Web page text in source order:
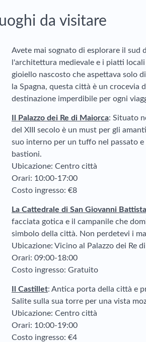
da visitare
Avete mai sognato di esplorare il sud
l'architettura medievale e i piatti
gioiello nascosto che aspettava solo
la Spagna, questa città è un
destinazione imperdibile per ogni
Il Palazzo dei Re di Maiorca: Situato
del XIII secolo è un must per gli
suo interno per un tuffo nel passato
bastioni.
Ubicazione: Centro città
Orari: 10:00-17:00
Costo ingresso: €8
La Cattedrale di San Giovanni Battista
facciata gotica e il campanile che
simbolo della città. Non perdetevi i
Ubicazione: Vicino al Palazzo dei Re
Orari: 09:00-18:00
Costo ingresso: Gratuito
Il Castillet: Antica porta della città e
Salite sulla sua torre per una vista
Ubicazione: Centro città
Orari: 10:00-19:00
Costo ingresso: €4